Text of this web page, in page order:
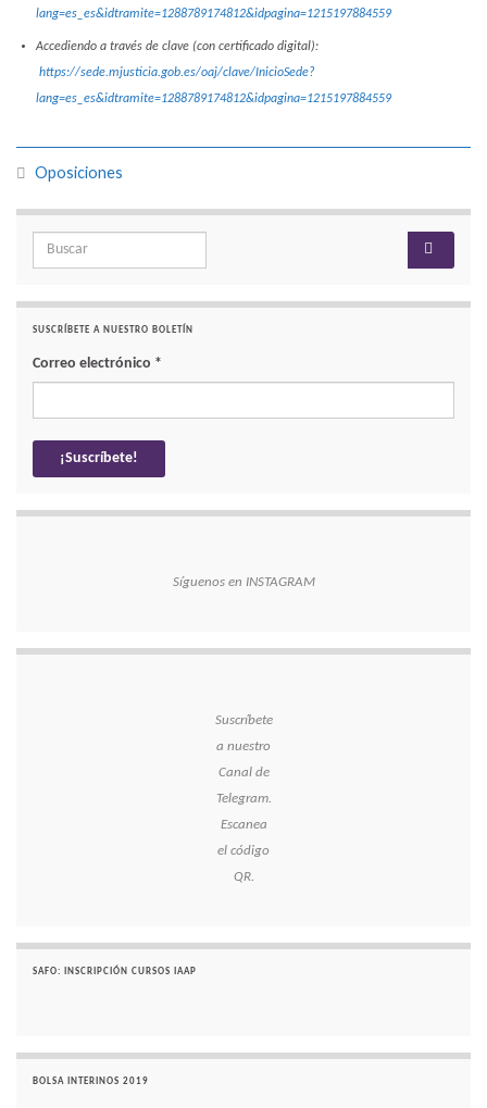
lang=es_es&idtramite=1288789174812&idpagina=1215197884559
Accediendo a través de clave (con certificado digital):
https://sede.mjusticia.gob.es/oaj/clave/InicioSede?
lang=es_es&idtramite=1288789174812&idpagina=1215197884559
Oposiciones
Search for:
SUSCRÍBETE A NUESTRO BOLETÍN
Correo electrónico *
Síguenos en INSTAGRAM
Suscríbete
a nuestro
Canal de
Telegram.
Escanea
el código
QR.
SAFO: INSCRIPCIÓN CURSOS IAAP
BOLSA INTERINOS 2019